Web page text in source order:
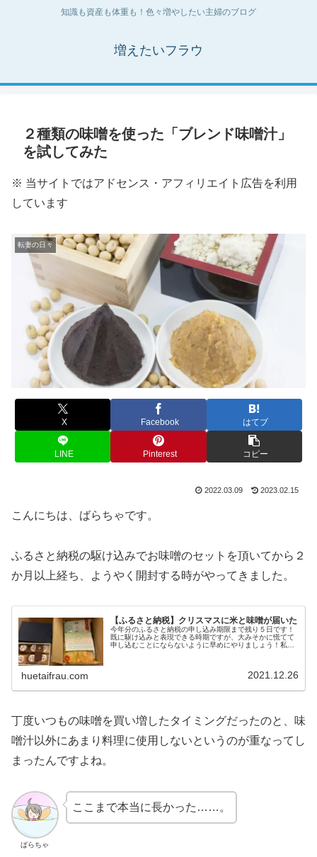
知識も資産も体重も！色々増やしたい主婦のブログ
増えたいフラウ
２種類の味噌を使った「ブレンド味噌汁」
を試してみた
※ 当サイトではアドセンス・アフィリエイト広告を利用
しています
転妻の日々
X Facebook はてブ
LINE Pinterest コピー
2022.03.09 2023.02.15
こんにちは、ばらちゃです。
ふるさと納税の駆け込みでお味噌のセットを頂いてから２
か月以上経ち、ようやく開封する時がやってきました。
【ふるさと納税】クリスマスに米と味噌が届いた
今年分のふるさと納税の申し込み期限まで残り５日です！
既に駆け込みと表現できる時期ですが、大みそかに慌てて
申し込むことにならないように早めにやりましょう！私の
huetaifrau.com 2021.12.26
丁度いつもの味噌を買い増したタイミングだったのと、味
噌汁以外にあまり料理に使用しないというのが重なってし
まったんですよね。
ばらちゃ
ここまで本当に長かった……。